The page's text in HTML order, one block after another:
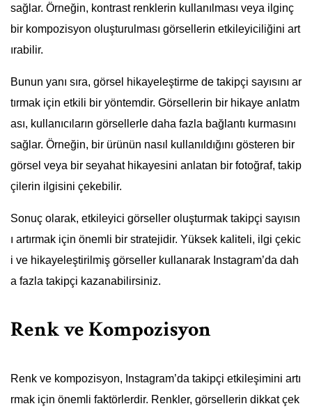
sağlar. Örneğin, kontrast renklerin kullanılması veya ilginç
bir kompozisyon oluşturulması görsellerin etkileyiciliğini art
ırabilir.
Bunun yanı sıra, görsel hikayeleştirme de takipçi sayısını ar
tırmak için etkili bir yöntemdir. Görsellerin bir hikaye anlatm
ası, kullanıcıların görsellerle daha fazla bağlantı kurmasını
sağlar. Örneğin, bir ürünün nasıl kullanıldığını gösteren bir
görsel veya bir seyahat hikayesini anlatan bir fotoğraf, takip
çilerin ilgisini çekebilir.
Sonuç olarak, etkileyici görseller oluşturmak takipçi sayısın
ı artırmak için önemli bir stratejidir. Yüksek kaliteli, ilgi çekic
i ve hikayeleştirilmiş görseller kullanarak Instagram’da dah
a fazla takipçi kazanabilirsiniz.
Renk ve Kompozisyon
Renk ve kompozisyon, Instagram’da takipçi etkileşimini artı
rmak için önemli faktörlerdir. Renkler, görsellerin dikkat çek